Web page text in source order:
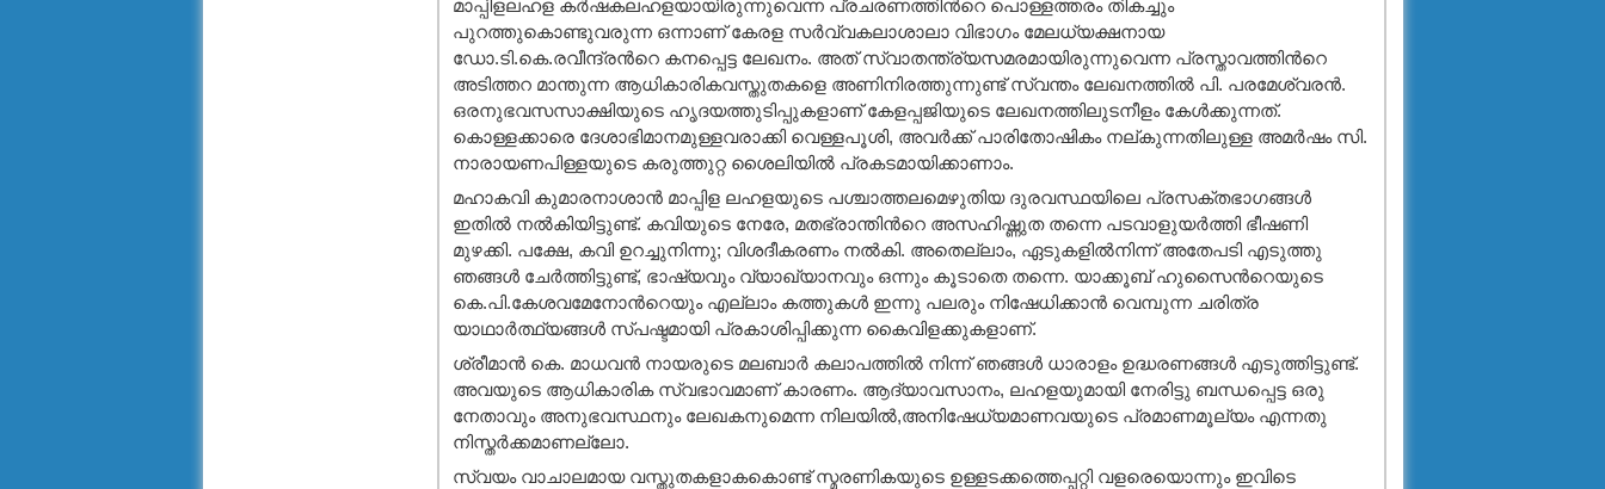
മാപ്പിളലഹള കര്‍ഷകലഹളയായിരുന്നുവെന്ന പ്രചരണത്തിന്‍റെ പൊള്ളത്തരം തികച്ചും
പുറത്തുകൊണ്ടുവരുന്ന ഒന്നാണ് കേരള സര്‍വ്വകലാശാലാ വിഭാഗം മേലധ്യക്ഷനായ
ഡോ.ടി.കെ.രവീന്ദ്രന്‍റെ കനപ്പെട്ട ലേഖനം. അത് സ്വാതന്ത്ര്യസമരമായിരുന്നുവെന്ന പ്രസ്താവത്തിന്‍റെ
അടിത്തറ മാന്തുന്ന ആധികാരികവസ്തുതകളെ അണിനിരത്തുന്നുണ്ട്‌ സ്വന്തം ലേഖനത്തില്‍ പി. പരമേശ്വരന്‍.
ഒരനുഭവസസാക്ഷിയുടെ ഹൃദയത്തുടിപ്പുകളാണ് കേളപ്പജിയുടെ ലേഖനത്തിലുടനീളം കേള്‍ക്കുന്നത്.
കൊള്ളക്കാരെ ദേശാഭിമാനമുള്ളവരാക്കി വെള്ളപൂശി, അവര്‍ക്ക് പാരിതോഷികം നല്കുന്നതിലുള്ള അമര്‍ഷം സി.
നാരായണപിള്ളയുടെ കരുത്തുറ്റ ശൈലിയില്‍ പ്രകടമായിക്കാണാം.
മഹാകവി കുമാരനാശാന്‍ മാപ്പിള ലഹളയുടെ പശ്ചാത്തലമെഴുതിയ ദുരവസ്ഥയിലെ പ്രസക്തഭാഗങ്ങള്‍
ഇതില്‍ നല്‍കിയിട്ടുണ്ട്. കവിയുടെ നേരേ, മതഭ്രാന്തിന്‍റെ അസഹിഷ്ണുത തന്നെ പടവാളുയര്‍ത്തി ഭീഷണി
മുഴക്കി. പക്ഷേ, കവി ഉറച്ചുനിന്നു; വിശദീകരണം നല്‍കി. അതെല്ലാം, ഏടുകളില്‍നിന്ന് അതേപടി എടുത്തു
ഞങ്ങള്‍ ചേര്‍ത്തിട്ടുണ്ട്, ഭാഷ്യവും വ്യാഖ്യാനവും ഒന്നും കൂടാതെ തന്നെ. യാക്കൂബ് ഹുസൈന്‍റെയുടെ
കെ.പി.കേശവമേനോന്‍റെയും എല്ലാം കത്തുകള്‍ ഇന്നു പലരും നിഷേധിക്കാന്‍ വെമ്പുന്ന ചരിത്ര
യാഥാര്‍ത്ഥ്യങ്ങള്‍ സ്പഷ്ടമായി പ്രകാശിപ്പിക്കുന്ന കൈവിളക്കുകളാണ്.
ശ്രീമാന്‍ കെ. മാധവന്‍ നായരുടെ മലബാര്‍ കലാപത്തില്‍ നിന്ന് ഞങ്ങള്‍ ധാരാളം ഉദ്ധരണങ്ങള്‍ എടുത്തിട്ടുണ്ട്.
അവയുടെ ആധികാരിക സ്വഭാവമാണ് കാരണം. ആദ്യാവസാനം, ലഹളയുമായി നേരിട്ടു ബന്ധപ്പെട്ട ഒരു
നേതാവും അനുഭവസ്ഥനും ലേഖകനുമെന്ന നിലയില്‍,അനിഷേധ്യമാണവയുടെ പ്രമാണമൂല്യം എന്നതു
നിസ്തര്‍ക്കമാണല്ലോ.
സ്വയം വാചാലമായ വസ്തുതകളാകകൊണ്ട് സ്മരണികയുടെ ഉള്ളടക്കത്തെപ്പറ്റി വളരെയൊന്നും ഇവിടെ